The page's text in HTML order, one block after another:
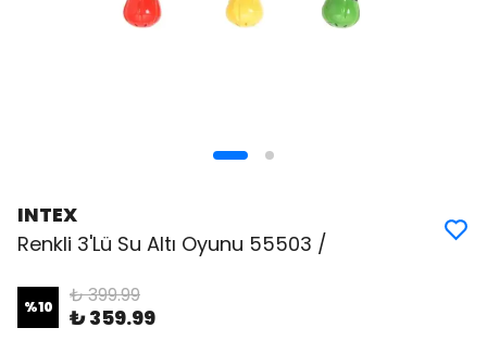
INTEX
Renkli 3'Lü Su Altı Oyunu 55503 /
%10 ₺ 399.99
₺ 359.99